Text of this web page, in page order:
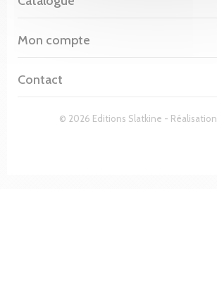
© 2026 Editions Slatkine - Réalisation
Mon compte
Contact